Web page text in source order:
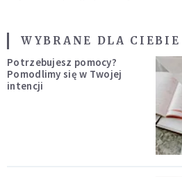
WYBRANE DLA CIEBIE
Potrzebujesz pomocy?
Pomodlimy się w Twojej
intencji